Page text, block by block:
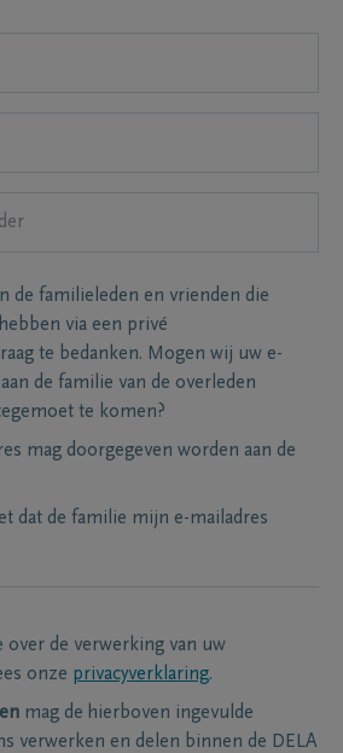
de familieleden en vrienden die
via een privé
te bedanken. Mogen wij uw e-
de familie van de overleden
te komen?
mag doorgegeven worden aan de
dat de familie mijn e-mailadres
de verwerking van uw
onze privacyverklaring.
mag de hierboven ingevulde
verwerken en delen binnen de DELA